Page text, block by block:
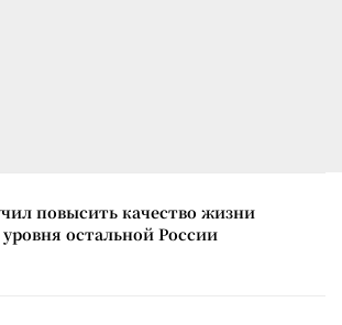
повысить качество жизни
остальной России